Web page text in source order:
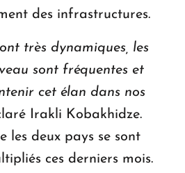
des infrastructures.
très dynamiques, les
sont fréquentes et
cet élan dans nos
Irakli Kobakhidze.
les deux pays se sont
ces derniers mois.